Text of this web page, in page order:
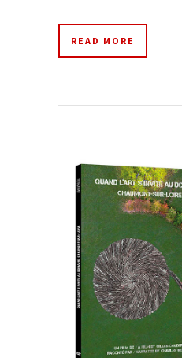
READ MORE